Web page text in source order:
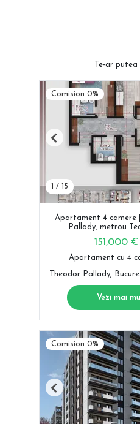
Te-ar
Comision 0%
/ 15
Previous
Apartament 4 camere
Pallady, metrou
151,000 €
Apartament cu 4
Theodor Pallady,
Vezi mai
Comision 0%
Previous